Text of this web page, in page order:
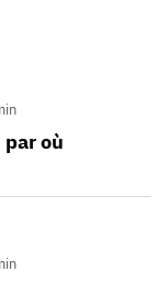
où